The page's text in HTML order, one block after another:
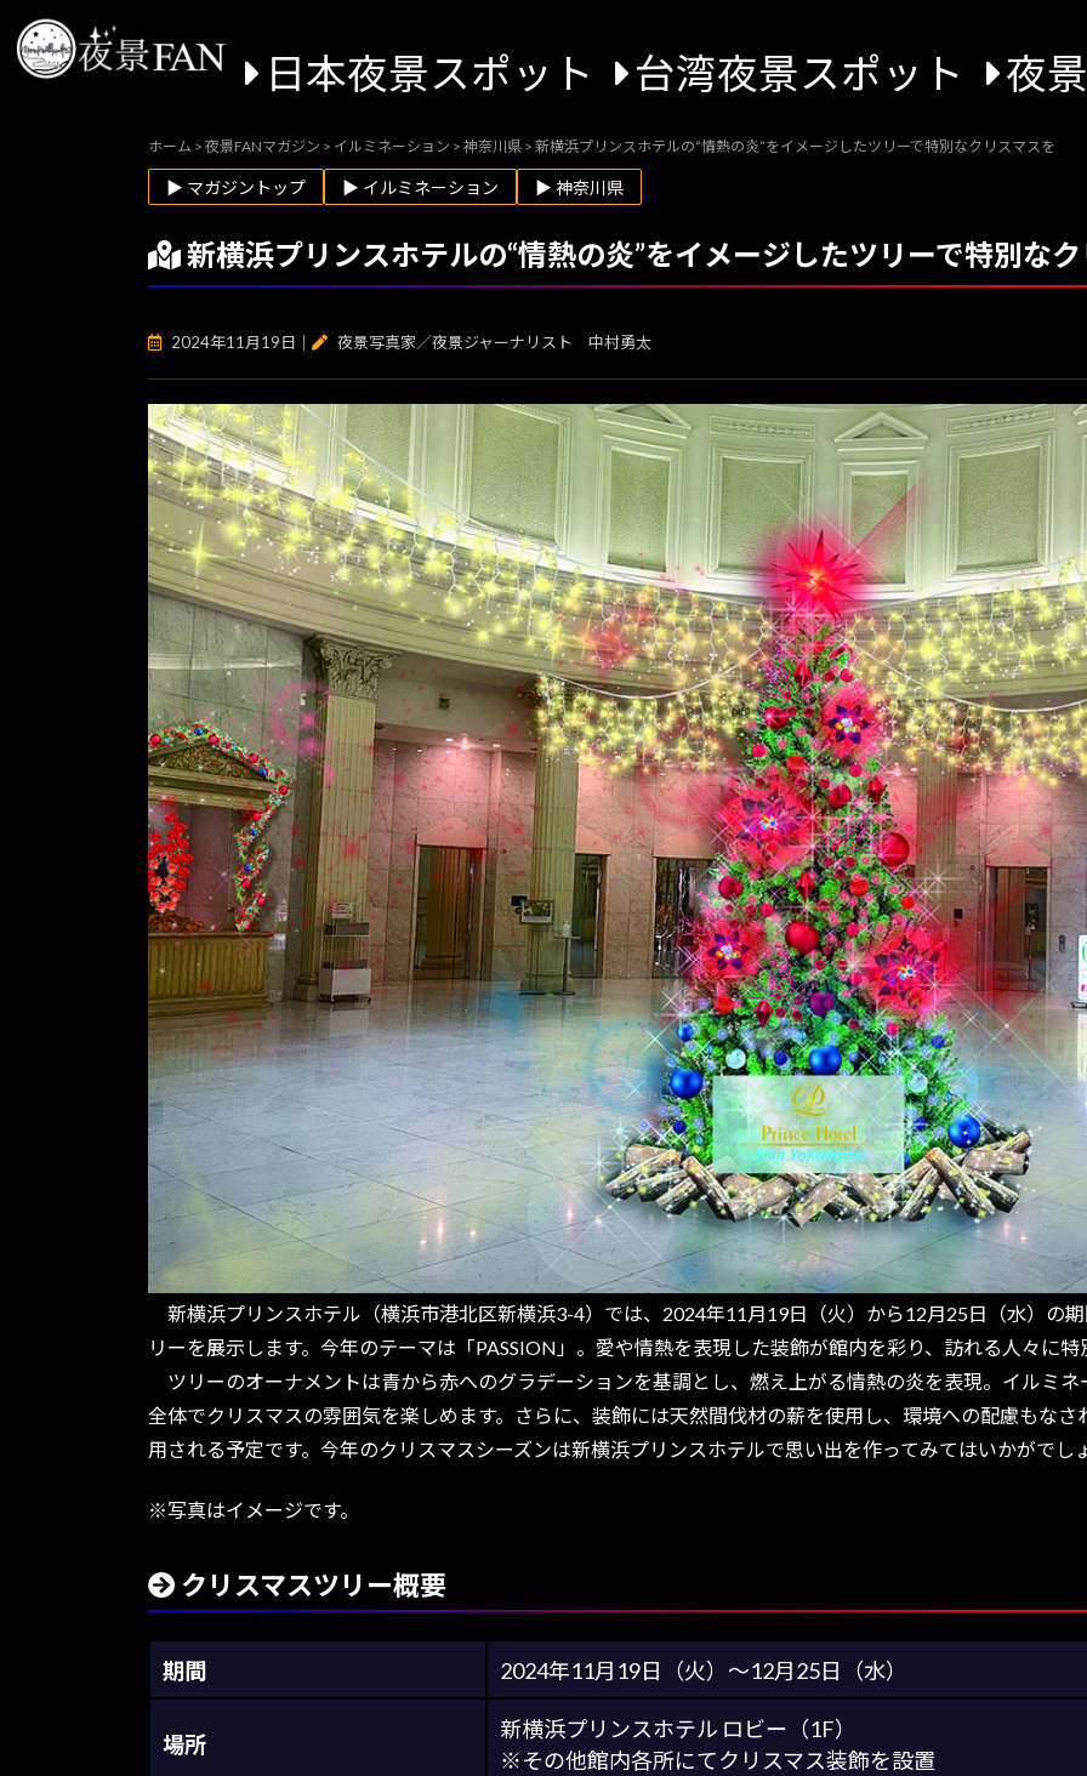
日本夜景スポット 台湾夜景スポット 夜
ホーム > 夜景FANマガジン > イルミネーション > 神奈川県 > 新横浜プリンスホテルの“情熱の炎”をイメージしたツリーで特別なクリスマスを
▶ マガジントップ ▶ イルミネーション ▶ 神奈川県
新横浜プリンスホテルの“情熱の炎”をイメージしたツリーで特別な
2024年11月19日 夜景写真家／夜景ジャーナリスト 中村勇太
新横浜プリンスホテル（横浜市港北区新横浜3-4）では、2024年11月19日（火）から12月25日（水）の
リーを展示します。今年のテーマは「PASSION」。愛や情熱を表現した装飾が館内を彩り、訪れる人々に
ツリーのオーナメントは青から赤へのグラデーションを基調とし、燃え上がる情熱の炎を表現。イルミ
全体でクリスマスの雰囲気を楽しめます。さらに、装飾には天然間伐材の薪を使用し、環境への配慮もな
用される予定です。今年のクリスマスシーズンは新横浜プリンスホテルで思い出を作ってみてはいかがでし
※写真はイメージです。
クリスマスツリー概要
期間 2024年11月19日（火）～12月25日（水）
場所
新横浜プリンスホテル ロビー（1F）
※その他館内各所にてクリスマス装飾を設置